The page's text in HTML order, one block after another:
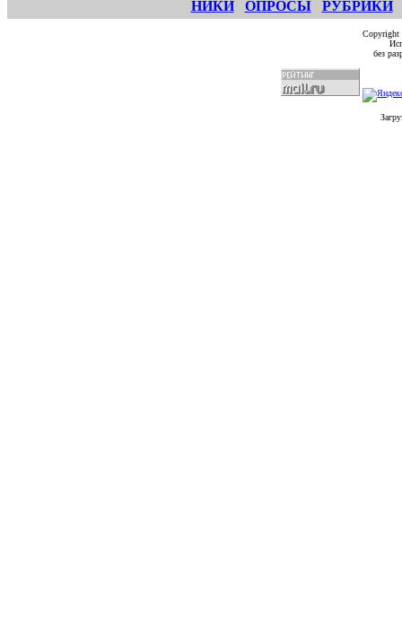
НИКИ ОПРОСЫ РУБРИКИ
без